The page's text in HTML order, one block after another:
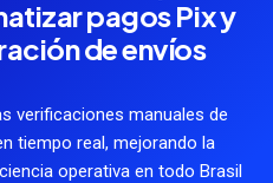
pagos Pix y
de envíos
verificaciones manuales de
tiempo real, mejorando la
operativa en todo Brasil